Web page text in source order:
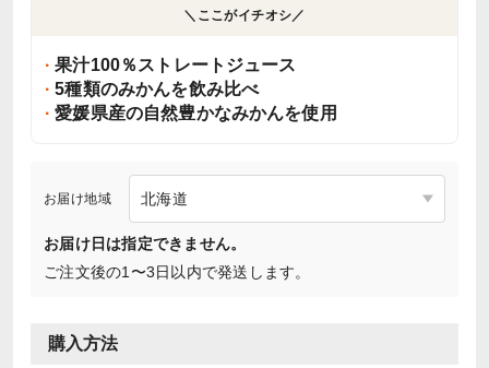
＼ここがイチオシ／
果汁100％ストレートジュース
5種類のみかんを飲み比べ
愛媛県産の自然豊かなみかんを使用
お届け地域
お届け日は指定できません。
ご注文後の1〜3日以内で発送します。
購入方法